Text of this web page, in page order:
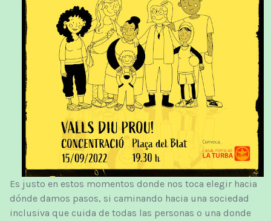
Es justo en estos momentos donde nos toca elegir hacia
dónde damos pasos, si caminando hacia una sociedad
inclusiva que cuida de todas las personas o una donde